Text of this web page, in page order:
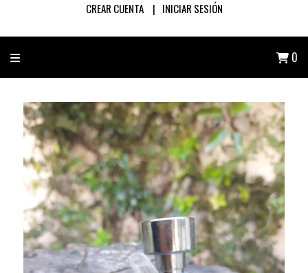
CREAR CUENTA INICIAR SESIÓN
0